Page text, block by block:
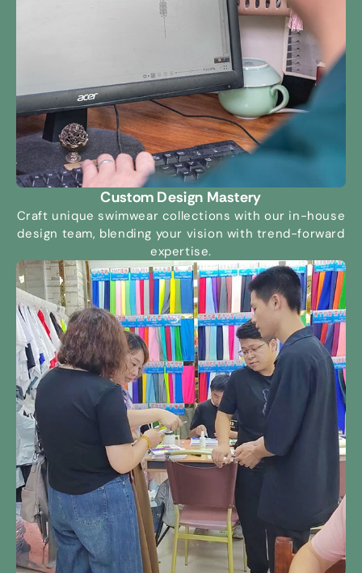
Custom Design Mastery
Craft unique swimwear collections with our in-house
design team, blending your vision with trend-forward
expertise.